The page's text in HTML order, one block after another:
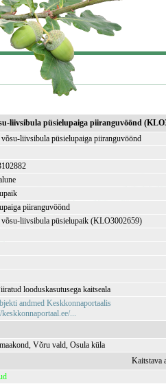
liivsibula püsielupaiga piiranguvöönd
võsu-liivsibula püsielupaiga piiranguvöönd
piiranguvöönd
võsu-liivsibula püsielupaik (KLO3002659)
looduskasutusega kaitseala
andmed Keskkonnaportaalis
...
Võru vald, Osula küla
Kaitstava